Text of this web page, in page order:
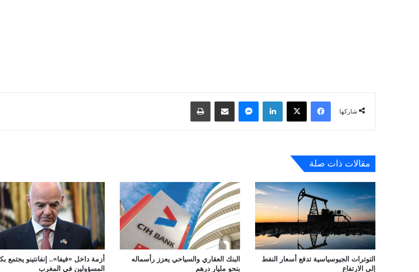
شاركها
فيسبوك لينكدإن
مقالات ذات صلة
التوترات الجيوسياسية تدفع أسعار النفط
إلى الارتفاع
البنك العقاري والسياحي يعزز رأسماله
بنحو مليار درهم
أزمة داخل «فيفا».. إنفانتينو يجتمع
المسؤولين في المغرب